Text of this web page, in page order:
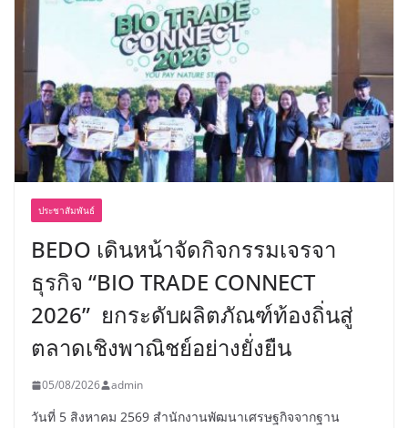
ประชาสัมพันธ์
BEDO เดินหน้าจัดกิจกรรมเจรจา
ธุรกิจ “BIO TRADE CONNECT
2026” ยกระดับผลิตภัณฑ์ท้องถิ่นสู่
ตลาดเชิงพาณิชย์อย่างยั่งยืน
05/08/2026 admin
วันที่ 5 สิงหาคม 2569 สำนักงานพัฒนาเศรษฐกิจจากฐาน